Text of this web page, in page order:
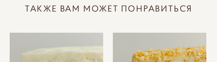
ТАКЖЕ ВАМ МОЖЕТ ПОНРАВИТЬСЯ